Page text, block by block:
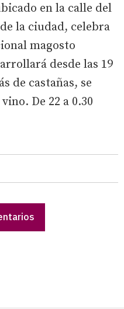
en la calle del
la ciudad, celebra
magosto
desde las 19
de castañas, se
De 22 a 0.30